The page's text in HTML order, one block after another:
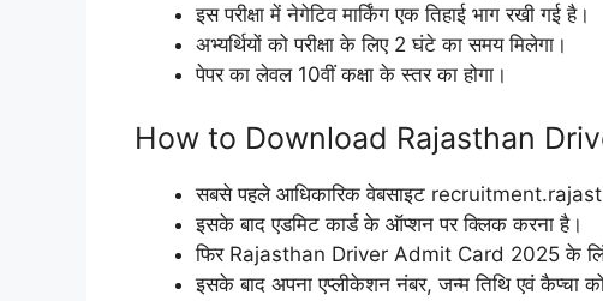
इस परीक्षा में नेगेटिव मार्किंग एक तिहाई भाग रखी गई है।
अभ्यर्थियों को परीक्षा के लिए 2 घंटे का समय मिलेगा।
पेपर का लेवल 10वीं कक्षा के स्तर का होगा।
How to Download Rajasthan
सबसे पहले आधिकारिक वेबसाइट
इसके बाद एडमिट कार्ड के ऑप्शन पर क्लिक करना है।
फिर Rajasthan Driver Admit Card 2025 के
इसके बाद अपना एप्लीकेशन नंबर, जन्म तिथि एवं कैप्चा